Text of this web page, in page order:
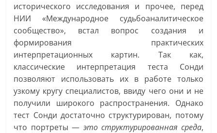
исторического исследования и прочее, перед
НИИ «Международное судьбоаналитическое
сообщество», встал вопрос создания и
формирования практических
интерпретационных картин. Так как,
классические интерпретация теста Сонди
позволяют использовать их в работе только
узкому кругу специалистов, ввиду чего они и не
получили широкого распространения. Однако
тест Сонди достаточно структурирован, потому
что портреты — это структурированная среда,